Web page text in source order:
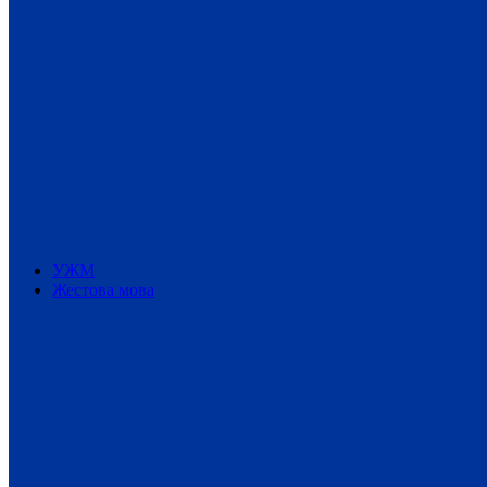
УЖМ
Жестова мова